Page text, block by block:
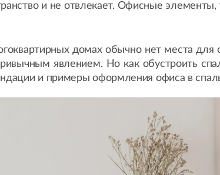
и не отвлекает. Офисные элементы,
домах обычно нет места для
явлением. Но как обустроить
и примеры оформления офиса в